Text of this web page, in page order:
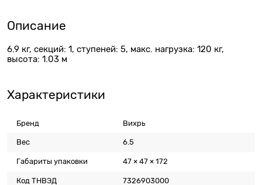
Описание
6.9 кг, секций: 1, ступеней: 5, макс. нагрузка: 120 кг,
высота: 1.03 м
Характеристики
Бренд Вихрь
Вес 6.5
Габариты упаковки 47 × 47 × 172
Код ТНВЭД 7326903000